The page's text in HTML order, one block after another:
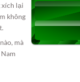
xích lại
không
mà